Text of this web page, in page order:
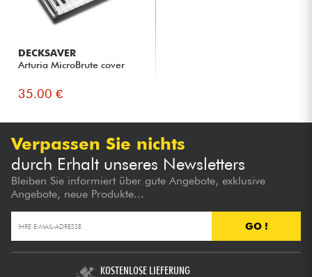
DECKSAVER
Arturia MicroBrute cover
35.00 €
Verpassen Sie nichts
durch Erhalt unseres Newsletters
Bleiben Sie informiert über gute Angebote, exklusive
Angebote, neue Produkte...
GO !
KOSTENLOSE LIEFERUNG